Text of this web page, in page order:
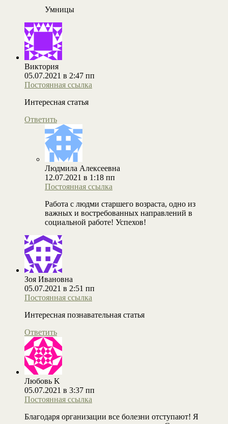
Умницы
Виктория
05.07.2021 в 2:47 пп
Постоянная ссылка
Интересная статья
Ответить
Людмила Алексеевна
12.07.2021 в 1:18 пп
Постоянная ссылка
Работа с людми старшего возраста, одно из
важных и востребованных направлений в
социальной работе! Успехов!
Зоя Ивановна
05.07.2021 в 2:51 пп
Постоянная ссылка
Интересная познавательная статья
Ответить
Любовь K
05.07.2021 в 3:37 пп
Постоянная ссылка
Благодаря организации все болезни отступают! Я